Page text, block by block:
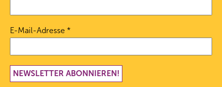
E-Mail-Adresse *